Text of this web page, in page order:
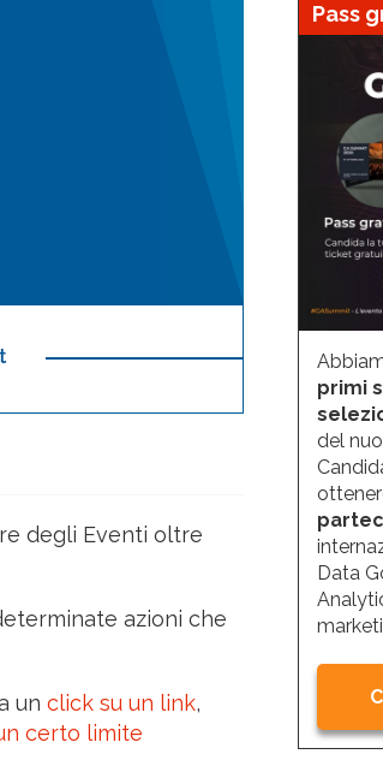
degli Eventi oltre
azioni che
un click su un link,
certo limite
Pass
primi
del
Data